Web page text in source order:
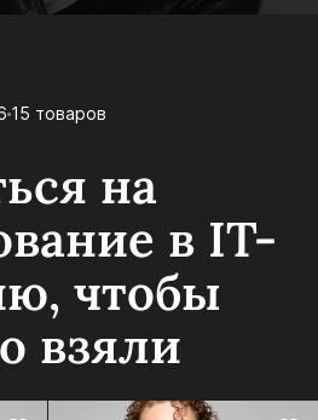
15 товаров
на
в IT-
чтобы
взяли